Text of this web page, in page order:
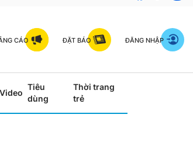
CÁO ĐẶT BÁO ĐĂNG NHẬP
Video
Tiêu
dùng
Thời trang
trẻ